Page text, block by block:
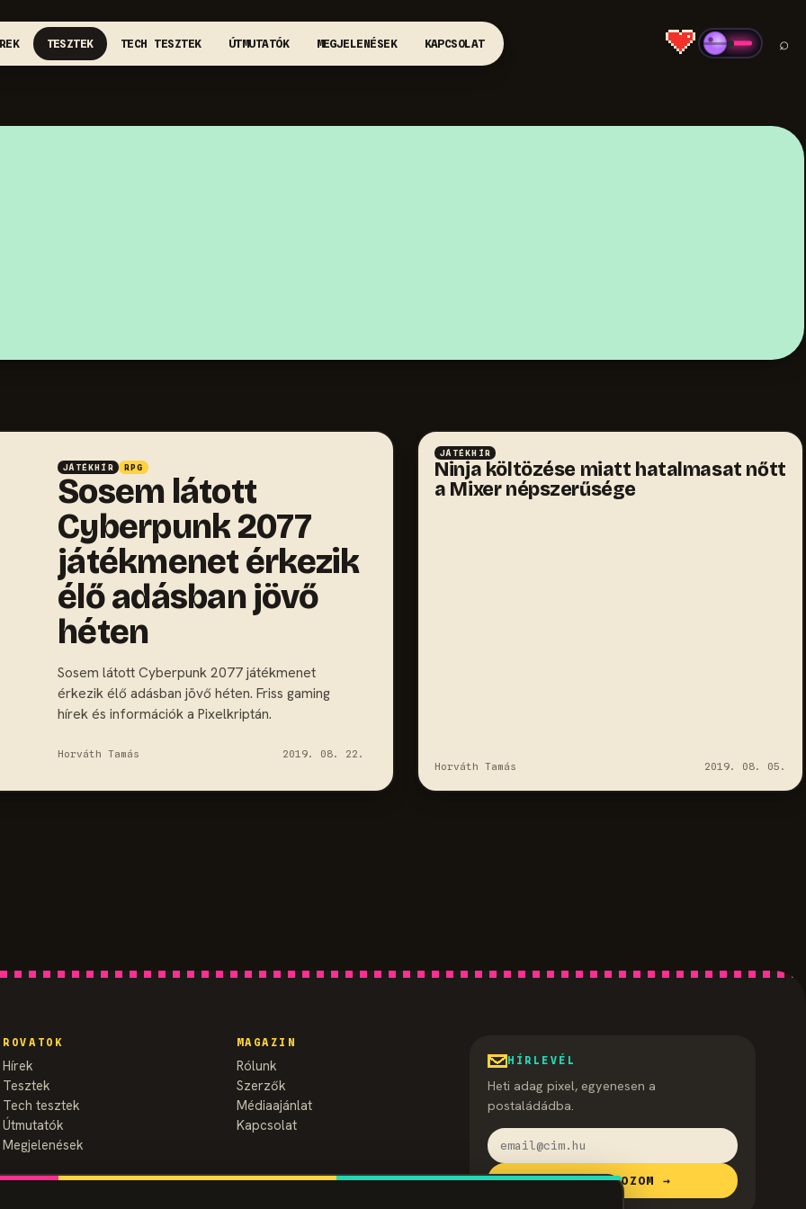
TESZTEK TECH TESZTEK ÚTMUTATÓK MEGJELENÉSEK KAPCSOLAT ⌕
JÁTÉKHÍR RPG
Sosem látott
Cyberpunk 2077
játékmenet érkezik
élő adásban jövő
héten
Sosem látott Cyberpunk 2077 játékmenet
érkezik élő adásban jövő héten. Friss gaming
hírek és információk a Pixelkriptán.
Horváth Tamás 2019. 08. 22.
JÁTÉKHÍR
Ninja költözése miatt hatalmasat nőtt
a Mixer népszerűsége
Horváth Tamás 2019. 08. 05.
ROVATOK
Hírek
Tesztek
Tech tesztek
Útmutatók
Megjelenések
MAGAZIN
Rólunk
Szerzők
Médiaajánlat
Kapcsolat
HÍRLEVÉL
Heti adag pixel, egyenesen a
postaládádba.
FELIRATKOZOM →